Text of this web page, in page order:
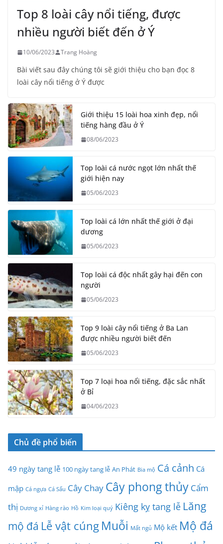
Top 8 loài cây nổi tiếng, được
nhiều người biết đến ở Ý
10/06/2023 Trang Hoàng
Bài viết sau đây chúng tôi sẽ giới thiệu cho bạn đọc 8
loài cây nổi tiếng ở Ý được
Giới thiệu 15 loài hoa xinh đẹp, nổi
tiếng hàng đầu ở Ý
08/06/2023
Top loài cá nước ngọt lớn nhất thế
giới hiện nay
05/06/2023
Top loài cá lớn nhất thế giới ở đại
dương
05/06/2023
Top loài cá độc nhất gây hại đến con
người
05/06/2023
Top 9 loài cây nổi tiếng ở Ba Lan
được nhiều người biết đến
05/06/2023
Top 7 loại hoa nổi tiếng, đặc sắc nhất
ở Bỉ
04/06/2023
Chủ đề phổ biến
49 ngày tang lễ 100 ngày tang lễ An Phát Bia mộ Cá cảnh Cá
mập Cá ngựa Cá Sấu Cây Chay Cây phong thủy Cẩm
thị Dương xỉ Hàng rào Hồ Kim loại quý Kiêng kỵ tang lễ Lăng
mộ đá Lễ vật cúng Muỗi Mất ngủ Mộ kết Mộ đá